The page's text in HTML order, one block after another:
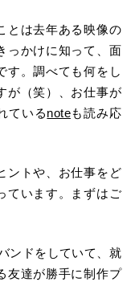
とは去年ある映像の
っかけに知って、面
す。調べても何をし
が（笑）、お仕事が
ているnoteも読み応
ントや、お仕事をど
ています。まずはご
ンドをしていて、就
友達が勝手に制作プ